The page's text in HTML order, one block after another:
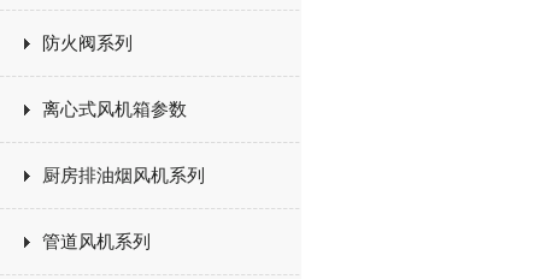
防火阀系列
离心式风机箱参数
厨房排油烟风机系列
管道风机系列